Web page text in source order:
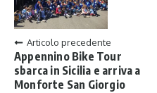
Articolo precedente
Appennino Bike Tour
sbarca in Sicilia e arriva a
Monforte San Giorgio